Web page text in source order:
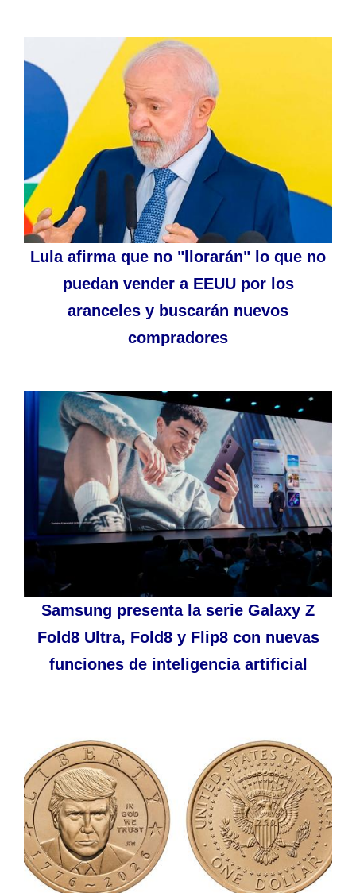
Lula afirma que no "llorarán" lo que no
puedan vender a EEUU por los
aranceles y buscarán nuevos
compradores
Samsung presenta la serie Galaxy Z
Fold8 Ultra, Fold8 y Flip8 con nuevas
funciones de inteligencia artificial